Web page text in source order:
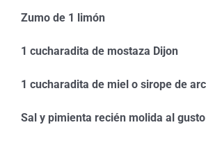
Zumo de 1 limón
1 cucharadita de mostaza Dijon
1 cucharadita de miel o sirope de
Sal y pimienta recién molida al gusto